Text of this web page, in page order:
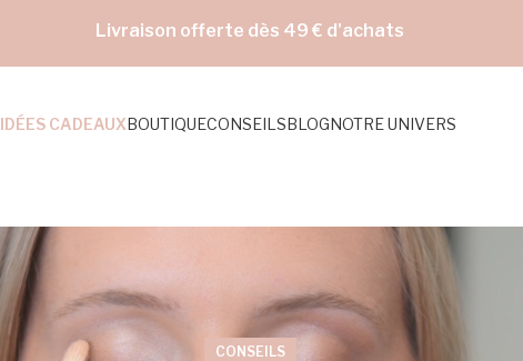
Livraison offerte dès 49 € d'achats
IDÉES CADEAUXBOUTIQUECONSEILSBLOGNOTRE UNIVERS
CONSEILS